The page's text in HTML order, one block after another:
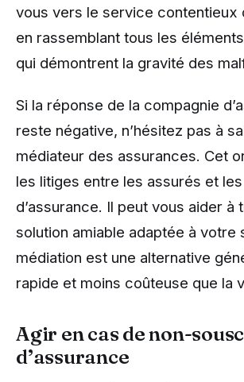
vous vers le service contentieux
en rassemblant tous les
qui démontrent la gravité des
Si la réponse de la compagnie
reste négative, n’hésitez pas à
médiateur des assurances. Cet
les litiges entre les assurés et
d’assurance. Il peut vous aider à
solution amiable adaptée à votre
médiation est une alternative
rapide et moins coûteuse que la
Agir en cas de non-
d’assurance